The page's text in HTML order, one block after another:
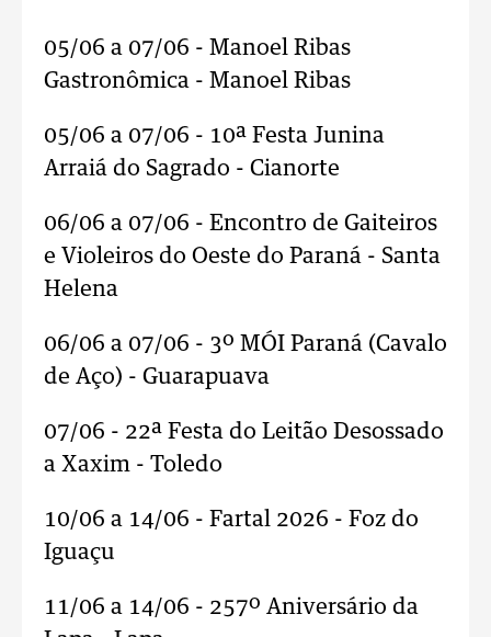
05/06 a 07/06 - Manoel Ribas
Gastronômica - Manoel Ribas
05/06 a 07/06 - 10ª Festa Junina
Arraiá do Sagrado - Cianorte
06/06 a 07/06 - Encontro de Gaiteiros
e Violeiros do Oeste do Paraná - Santa
Helena
06/06 a 07/06 - 3º MÓI Paraná (Cavalo
de Aço) - Guarapuava
07/06 - 22ª Festa do Leitão Desossado
a Xaxim - Toledo
10/06 a 14/06 - Fartal 2026 - Foz do
Iguaçu
11/06 a 14/06 - 257º Aniversário da